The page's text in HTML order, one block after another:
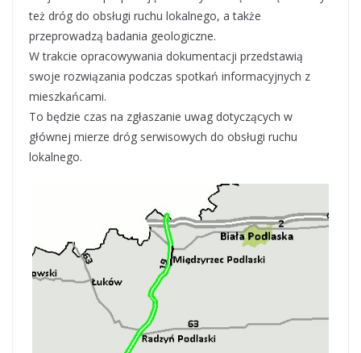
też dróg do obsługi ruchu lokalnego, a także
przeprowadzą badania geologiczne.
W trakcie opracowywania dokumentacji przedstawią
swoje rozwiązania podczas spotkań informacyjnych z
mieszkańcami.
To będzie czas na zgłaszanie uwag dotyczących w
głównej mierze dróg serwisowych do obsługi ruchu
lokalnego.